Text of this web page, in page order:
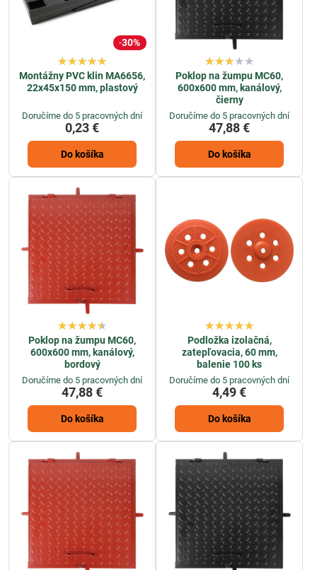
30%
Montážny PVC klin MA6656,
22x45x150 mm, plastový
Doručíme do 5 pracovných dní
0,23 €
Do košíka
Poklop na žumpu MC60,
600x600 mm, kanálový,
čierny
Doručíme do 5 pracovných dní
47,88 €
Do košíka
Poklop na žumpu MC60,
600x600 mm, kanálový,
bordový
Doručíme do 5 pracovných dní
47,88 €
Do košíka
Podložka izolačná,
zatepľovacia, 60 mm,
balenie 100 ks
Doručíme do 5 pracovných dní
4,49 €
Do košíka